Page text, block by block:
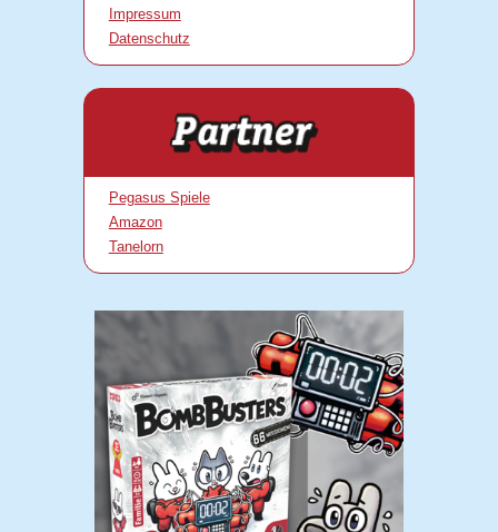
Impressum
Datenschutz
Pegasus Spiele
Amazon
Tanelorn